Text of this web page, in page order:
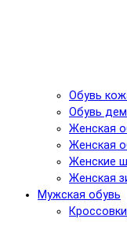
Обувь
Обувь
Женская
Женская
Женские
Женская
Мужская обувь
Кроссовки